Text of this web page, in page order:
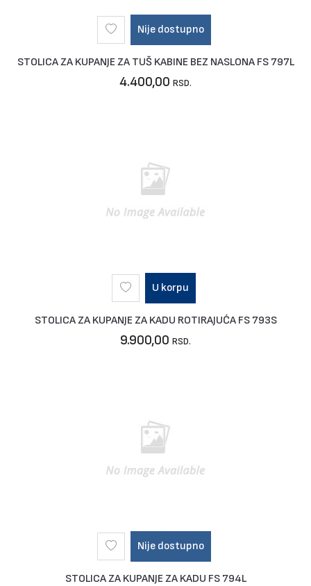
Nije dostupno
STOLICA ZA KUPANJE ZA TUŠ KABINE BEZ NASLONA FS 797L
4.400,00 RSD.
U korpu
STOLICA ZA KUPANJE ZA KADU ROTIRAJUĆA FS 793S
9.900,00 RSD.
Nije dostupno
STOLICA ZA KUPANJE ZA KADU FS 794L